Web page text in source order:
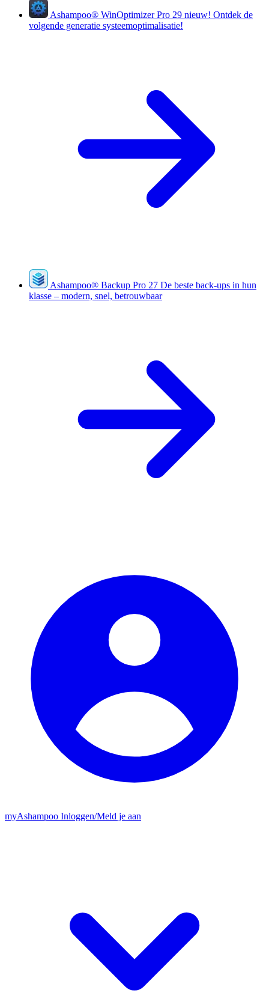
Ashampoo® WinOptimizer Pro 29 nieuw! Ontdek de
volgende generatie systeemoptimalisatie!
Ashampoo® Backup Pro 27 De beste back-ups in hun
klasse – modern, snel, betrouwbaar
myAshampoo Inloggen/Meld je aan